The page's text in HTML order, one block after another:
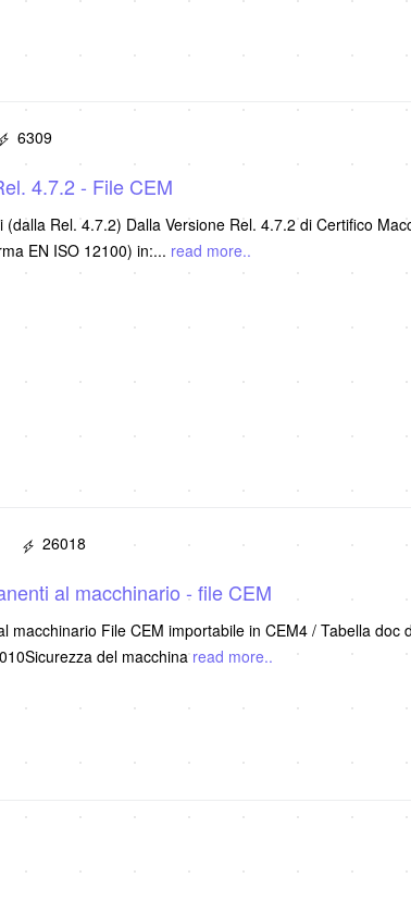
6309
4.7.2 - File CEM
Rel. 4.7.2) Dalla Versione Rel. 4.7.2 di Certifico
EN ISO 12100) in:... read more..
26018
al macchinario - file CEM
File CEM importabile in CEM4 / Tabella doc
del macchina read more..